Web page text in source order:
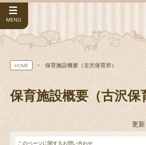
MENU
HOME 保育施設概要（古沢保育所）
保育施設概要（古沢保
更
このページに関するお問い合わせ